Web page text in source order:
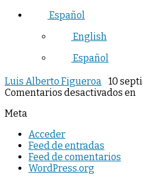
Español
English
Español
Luis Alberto Figueroa
10
Comentarios desactivados en
Meta
Acceder
Feed de entradas
Feed de comentarios
WordPress.org